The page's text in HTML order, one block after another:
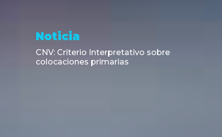
Noticia
CNV: Criterio Interpretativo sobre
colocaciones primarias